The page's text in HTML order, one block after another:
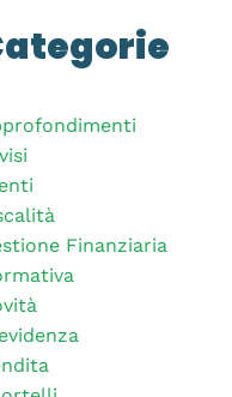
Finanziaria